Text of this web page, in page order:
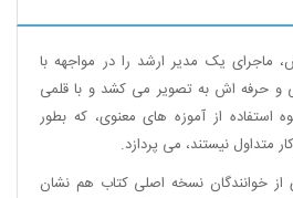
ماجرای یک مدیر ارشد را در مواجهه با
حرفه اش به تصویر می کشد و با قلمی
استفاده از آموزه های معنوی، که بطور
متداول نیستند، می پردازد.
خوانندگان نسخه اصلی کتاب هم نشان